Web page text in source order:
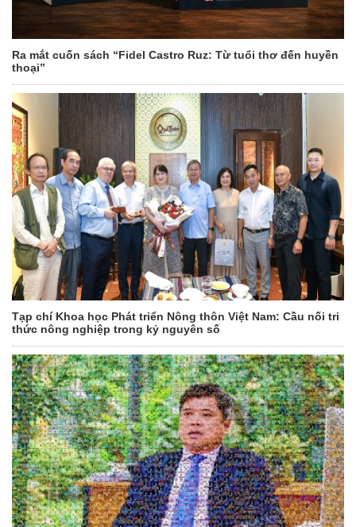
Ra mắt cuốn sách “Fidel Castro Ruz: Từ tuổi thơ đến huyền
thoại”
Tạp chí Khoa học Phát triển Nông thôn Việt Nam: Cầu nối tri
thức nông nghiệp trong kỷ nguyên số